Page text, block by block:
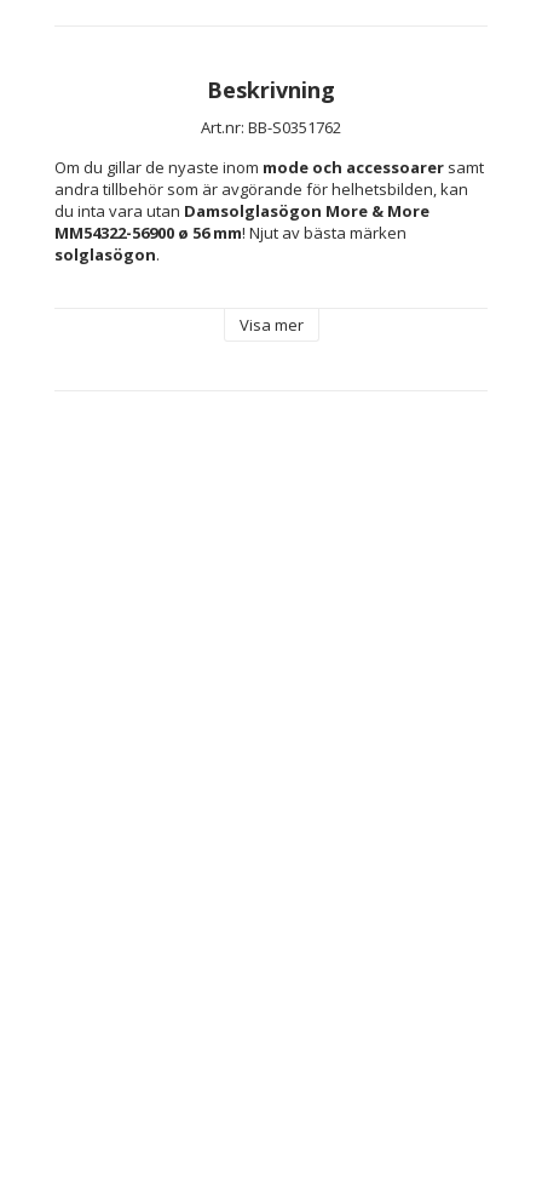
Beskrivning
Art.nr: BB-S0351762
Om du gillar de nyaste inom mode och accessoarer samt
andra tillbehör som är avgörande för helhetsbilden, kan
du inta vara utan Damsolglasögon More & More
MM54322-56900 ø 56 mm
solglasögon.
Visa mer